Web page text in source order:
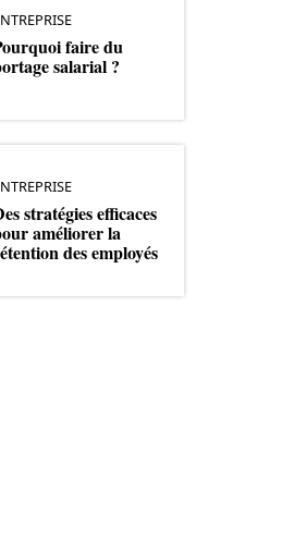
faire du
salarial ?
stratégies efficaces
améliorer la
des employés